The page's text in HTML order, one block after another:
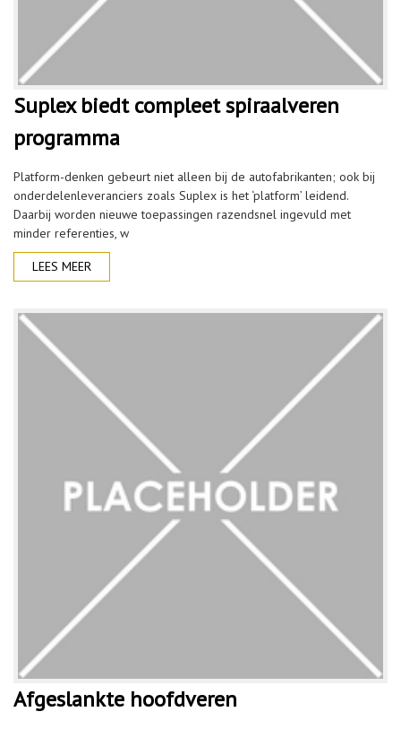
Suplex biedt compleet spiraalveren
programma
Platform-denken gebeurt niet alleen bij de autofabrikanten; ook bij
onderdelenleveranciers zoals Suplex is het ‘platform’ leidend.
Daarbij worden nieuwe toepassingen razendsnel ingevuld met
minder referenties, w
LEES MEER
Afgeslankte hoofdveren